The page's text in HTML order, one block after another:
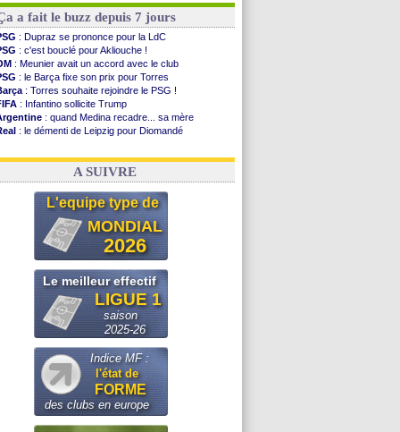
a fait le buzz depuis 7 jours
: Dupraz se prononce pour la LdC
: c'est bouclé pour Akliouche !
: Meunier avait un accord avec le club
: le Barça fixe son prix pour Torres
: Torres souhaite rejoindre le PSG !
: Infantino sollicite Trump
: quand Medina recadre... sa mère
: le démenti de Leipzig pour Diomandé
: le conseiller d'Infantino démissionne !
A SUIVRE
L'equipe type de
MONDIAL
2026
Le meilleur effectif
LIGUE 1
saison
2025-26
Indice MF :
l'état de
FORME
des clubs en europe